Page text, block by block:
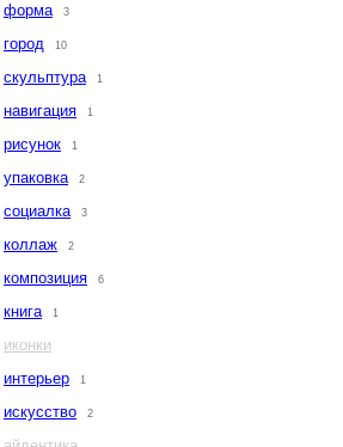
форма 3
город 10
скульптура 1
навигация 1
рисунок 1
упаковка 2
социалка 3
коллаж 2
композиция 6
книга 1
иконки
интерьер
1
искусство 2